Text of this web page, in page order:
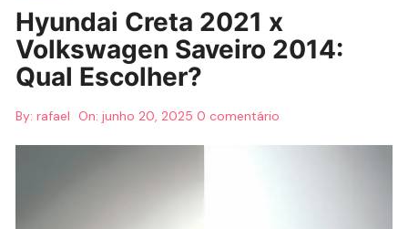
Hyundai Creta 2021 x
Volkswagen Saveiro 2014:
Qual Escolher?
By: rafael On:junho 20, 2025 0 comentário